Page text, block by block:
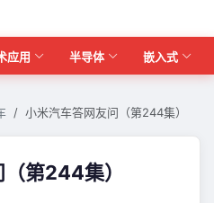
应用 半导体 嵌入式
小米汽车答网友问（第244集）
第244集）